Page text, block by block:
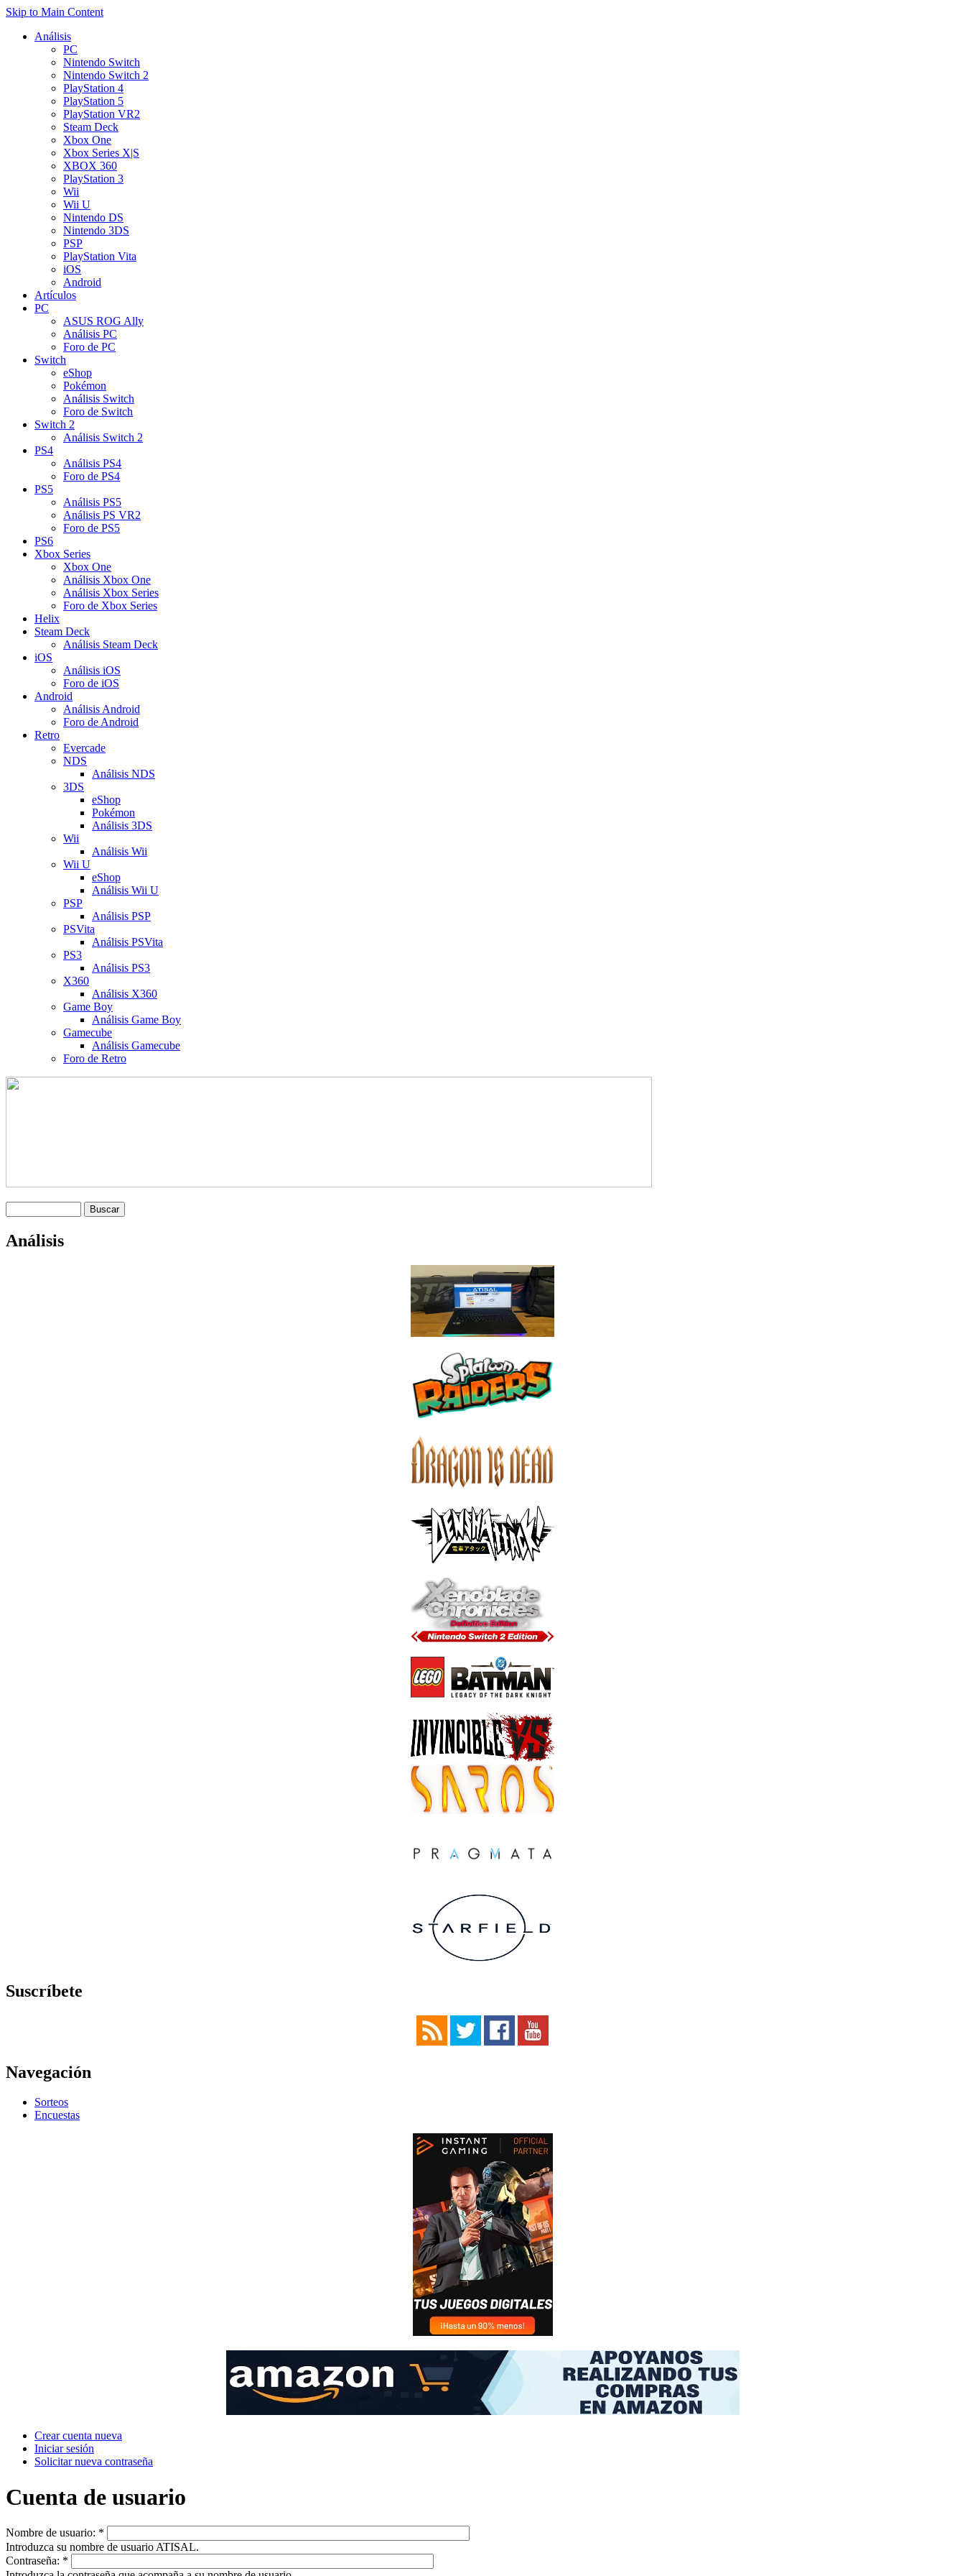
Skip to Main Content
Análisis
PC
Nintendo Switch
Nintendo Switch 2
PlayStation 4
PlayStation 5
PlayStation VR2
Steam Deck
Xbox One
Xbox Series X|S
XBOX 360
PlayStation 3
Wii
Wii U
Nintendo DS
Nintendo 3DS
PSP
PlayStation Vita
iOS
Android
Artículos
PC
ASUS ROG Ally
Análisis PC
Foro de PC
Switch
eShop
Pokémon
Análisis Switch
Foro de Switch
Switch 2
Análisis Switch 2
PS4
Análisis PS4
Foro de PS4
PS5
Análisis PS5
Análisis PS VR2
Foro de PS5
PS6
Xbox Series
Xbox One
Análisis Xbox One
Análisis Xbox Series
Foro de Xbox Series
Helix
Steam Deck
Análisis Steam Deck
iOS
Análisis iOS
Foro de iOS
Android
Análisis Android
Foro de Android
Retro
Evercade
NDS
Análisis NDS
3DS
eShop
Pokémon
Análisis 3DS
Wii
Análisis Wii
Wii U
eShop
Análisis Wii U
PSP
Análisis PSP
PSVita
Análisis PSVita
PS3
Análisis PS3
X360
Análisis X360
Game Boy
Análisis Game Boy
Gamecube
Análisis Gamecube
Foro de Retro
Análisis
Suscríbete
Navegación
Sorteos
Encuestas
Crear cuenta nueva
Iniciar sesión
Solicitar nueva contraseña
Cuenta de usuario
Nombre de usuario: *
Introduzca su nombre de usuario ATISAL.
Contraseña: *